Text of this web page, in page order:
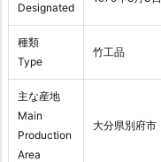
Designated
種類
Type
竹工品
主な産地
Main
Production
Area
大分県別府市